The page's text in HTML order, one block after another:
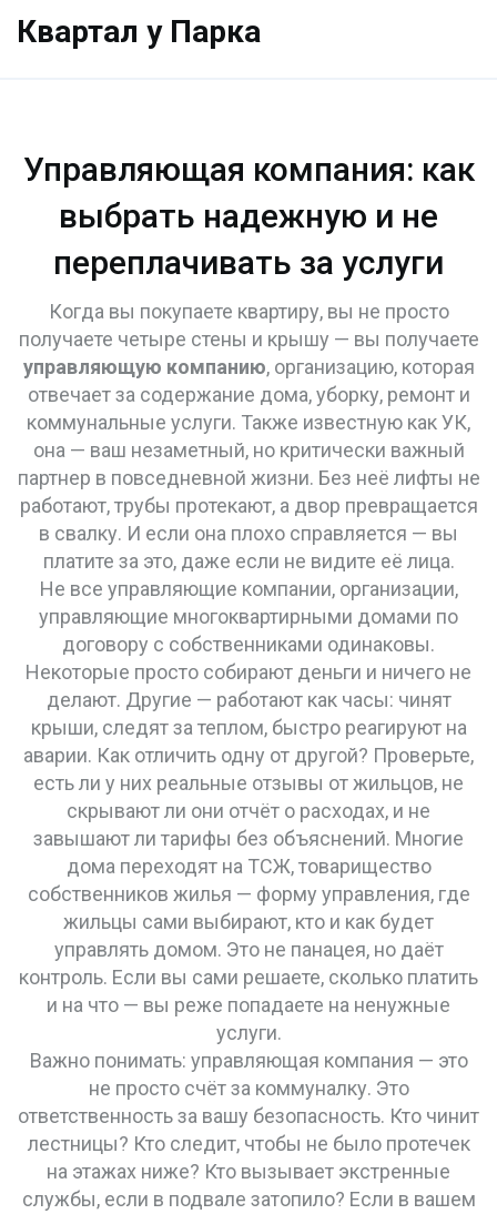
Квартал у Парка
Управляющая компания: как
выбрать надежную и не
переплачивать за услуги
Когда вы покупаете квартиру, вы не просто
получаете четыре стены и крышу — вы получаете
управляющую компанию, организацию, которая
отвечает за содержание дома, уборку, ремонт и
коммунальные услуги. Также известную какУК,
она — ваш незаметный, но критически важный
партнер в повседневной жизни. Без неё лифты не
работают, трубы протекают, а двор превращается
в свалку. И если она плохо справляется — вы
платите за это, даже если не видите её лица.
Не все управляющие компании, организации,
управляющие многоквартирными домами по
договору с собственниками одинаковы.
Некоторые просто собирают деньги и ничего не
делают. Другие — работают как часы: чинят
крыши, следят за теплом, быстро реагируют на
аварии. Как отличить одну от другой? Проверьте,
есть ли у них реальные отзывы от жильцов, не
скрывают ли они отчёт о расходах, и не
завышают ли тарифы без объяснений. Многие
дома переходят на ТСЖ,товарищество
собственников жилья — форму управления, где
жильцы сами выбирают, кто и как будет
управлять домом. Это не панацея, но даёт
контроль. Если вы сами решаете, сколько платить
и на что — вы реже попадаете на ненужные
услуги.
Важно понимать: управляющая компания — это
не просто счёт за коммуналку. Это
ответственность за вашу безопасность. Кто чинит
лестницы? Кто следит, чтобы не было протечек
на этажах ниже? Кто вызывает экстренные
службы, если в подвале затопило? Если в вашем